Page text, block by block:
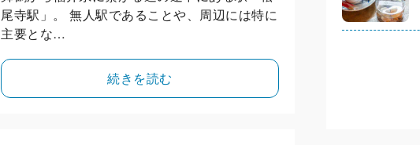
尾寺駅」。 無人駅であることや、周辺には特に
主要とな…
続きを読む